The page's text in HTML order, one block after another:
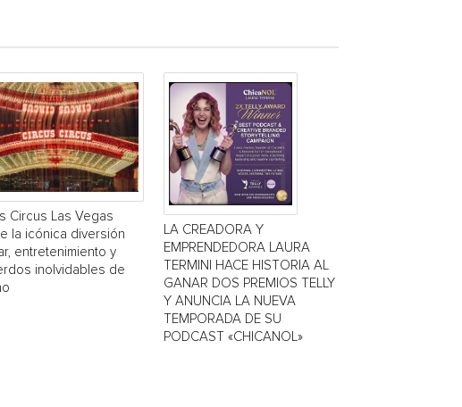
Circus Las Vegas
la icónica diversión
entretenimiento y
inolvidables de
LA CREADORA Y
EMPRENDEDORA LAURA
TERMINI HACE HISTORIA AL
GANAR DOS PREMIOS TELLY
Y ANUNCIA LA NUEVA
TEMPORADA DE SU
PODCAST «CHICANOL»